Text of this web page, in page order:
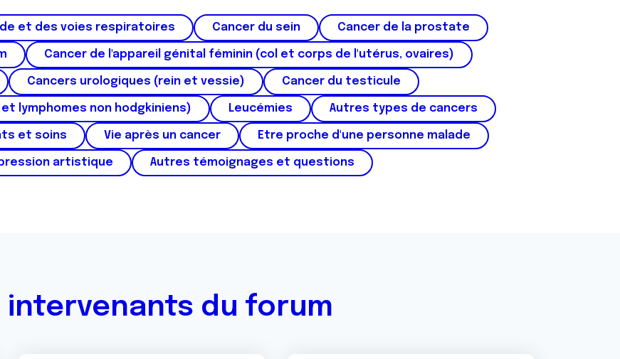
et des voies respiratoires Cancer du sein Cancer de la prostate
Cancer de l'appareil génital féminin (col et corps de l'utérus, ovaires)
Cancers urologiques (rein et vessie) Cancer du testicule
lymphomes non hodgkiniens) Leucémies Autres types de cancers
et soins Vie après un cancer Etre proche d'une personne malade
artistique Autres témoignages et questions
intervenants du forum